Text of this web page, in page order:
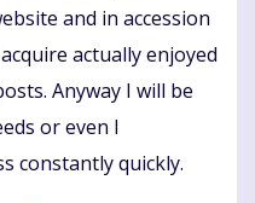
and in accession
actually enjoyed
Anyway I will be
or even I
constantly quickly.